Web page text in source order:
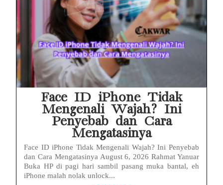
Face ID iPhone Tidak
Mengenali Wajah? Ini
Penyebab dan Cara
Mengatasinya
Face ID iPhone Tidak Mengenali Wajah? Ini Penyebab
dan Cara Mengatasinya August 6, 2026 Rahmat Yanuar
Buka HP di pagi hari sambil pasang muka bantal, eh
iPhone malah nolak unlock...